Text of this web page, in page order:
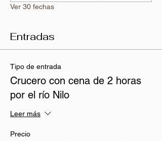
Ver 30 fechas
Entradas
Tipo de entrada
Crucero con cena de 2 horas
por el río Nilo
Leer más
Precio